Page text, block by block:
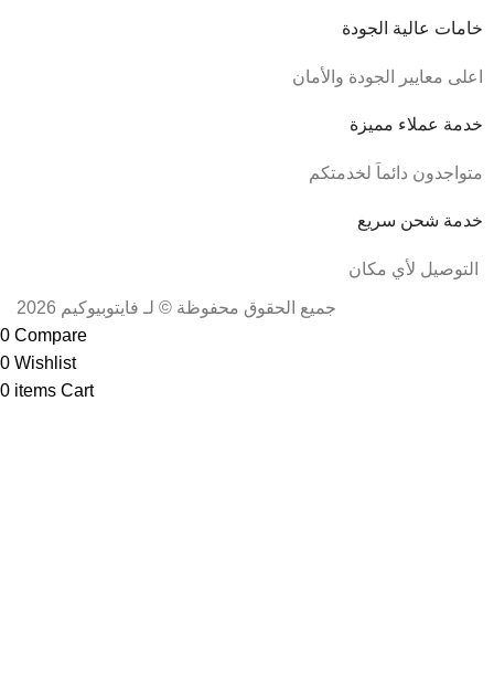
خامات عالية الجودة
اعلى معايير الجودة والأمان
خدمة عملاء مميزة
متواجدون دائماَ لخدمتكم
خدمة شحن سريع
جميع الحقوق محفوظة © لـ فايتوبيوكيم 2026
0 Compare
0 Wishlist
0 items Cart